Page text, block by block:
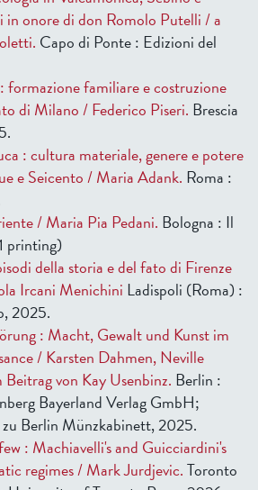
in onore di don Romolo Putelli / a
Capo di Ponte : Edizioni del
formazione familiare e costruzione
di Milano / Federico Piseri. Brescia
: cultura materiale, genere e potere
e Seicento / Maria Adank. Roma :
/ Maria Pia Pedani. Bologna : Il
printing)
della storia e del fato di Firenze
Ircani Menichini Ladispoli (Roma) :
2025.
: Macht, Gewalt und Kunst im
/ Karsten Dahmen, Neville
von Kay Usenbinz. Berlin :
Bayerland Verlag GmbH;
Berlin Münzkabinett, 2025.
: Machiavelli's and Guicciardini's
regimes / Mark Jurdjevic.Toronto